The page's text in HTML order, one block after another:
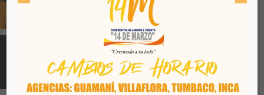
Todos los derechos reservados. Se prohibe el uso o
reproducción del mismo sin autorización. COAC 14 DE
MARZO, 2026. Quito - Ecuador
Desarrollado por